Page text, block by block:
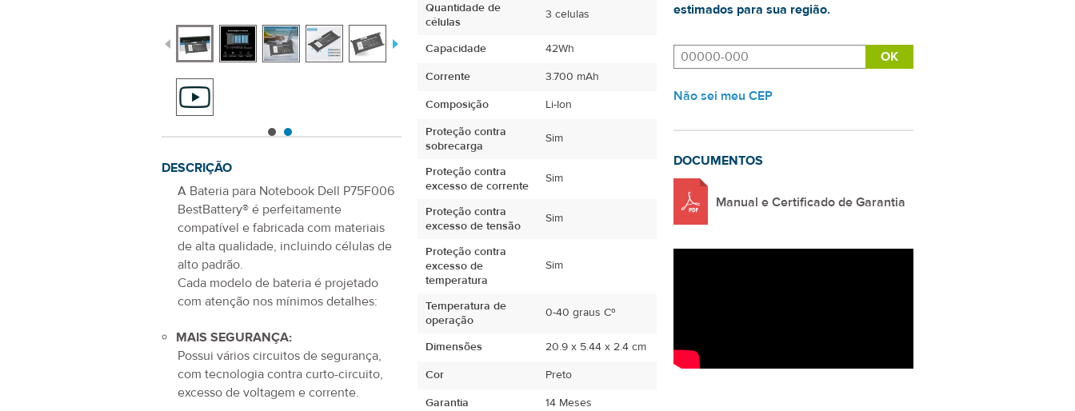
DESCRIÇÃO
A Bateria para Notebook Dell P75F006
BestBattery® é perfeitamente
compatível e fabricada com materiais
de alta qualidade, incluindo células de
alto padrão.
Cada modelo de bateria é projetado
com atenção nos mínimos detalhes:
MAIS SEGURANÇA:
Possui vários circuitos de segurança,
com tecnologia contra curto-circuito,
excesso de voltagem e corrente.
Quantidade de
células
3 celulas
Capacidade
42Wh
Corrente
3.700 mAh
Composição
Li-Ion
Proteção contra
sobrecarga
Sim
Proteção contra
excesso de corrente
Sim
Proteção contra
excesso de tensão
Sim
Proteção contra
excesso de
temperatura
Sim
Temperatura de
operação
0-40 graus Cº
Dimensões
20.9 x 5.44 x 2.4 cm
Cor
Preto
Garantia
14 Meses
estimados para sua região.
Não sei meu CEP
DOCUMENTOS
Manual e Certificado de Garantia